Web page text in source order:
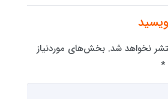
نخواهد شد. بخش‌های موردنیاز
*